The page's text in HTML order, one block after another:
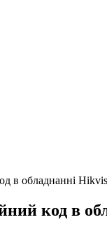
в обладнанні
код в